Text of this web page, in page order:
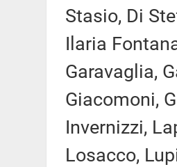
Stasio, Di
Ilaria
Garavaglia,
Giacomoni,
Invernizzi,
Losacco,